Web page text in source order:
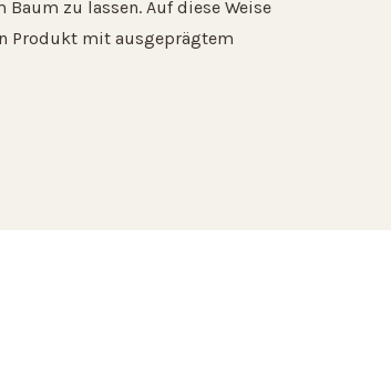
zu lassen. Auf diese Weise
Produkt mit ausgeprägtem